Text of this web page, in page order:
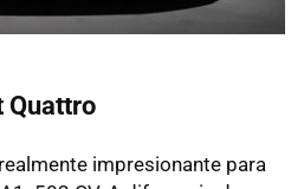
Quattro
impresionante para